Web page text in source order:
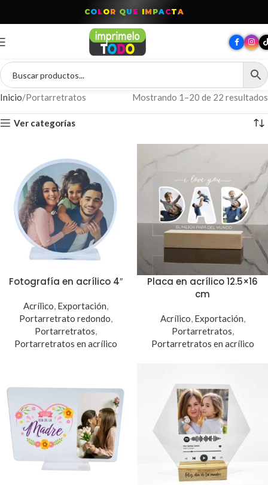
COLOR QU E IM PACTA
Inicio Portarretratos Mostrando 1–20 de 22 resultados
Ver categorías
Fotografía en acrílico 4″
Acrílico, Exportación,
Portarretrato redondo,
Portarretratos,
Portarretratos en acrílico
Placa en acrílico 12.5×16
cm
Acrílico, Exportación,
Portarretratos,
Portarretratos en acrílico